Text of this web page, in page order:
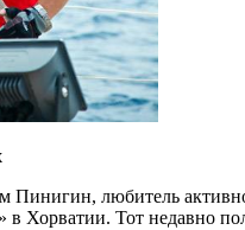
Пинигин, любитель
в Хорватии. Тот недавно